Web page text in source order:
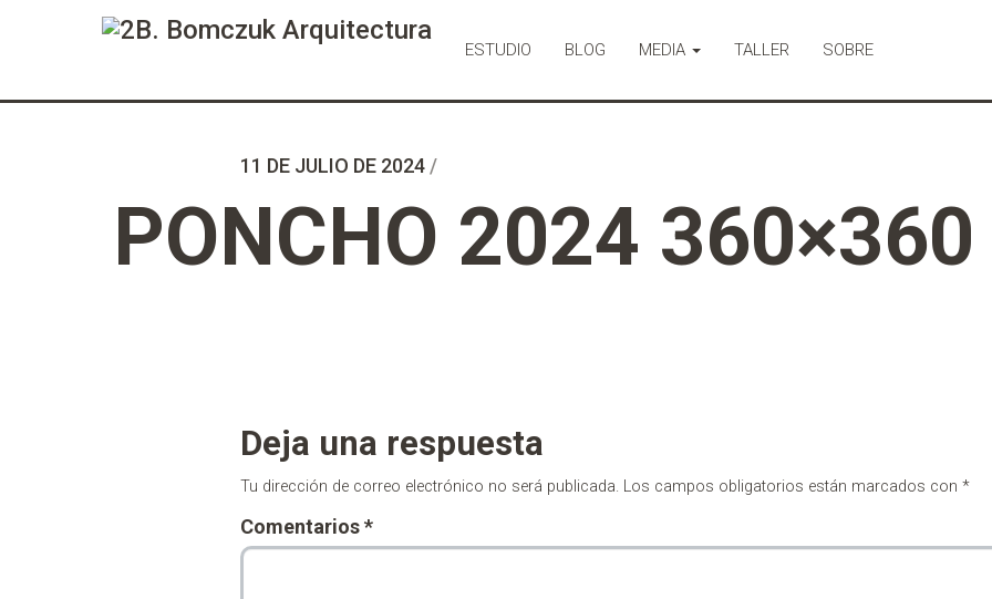
ESTUDIO BLOG MEDIA TALLER SOBRE
11 DE JULIO DE 2024/
PONCHO 2024 360×360
Deja una respuesta
Tu dirección de correo electrónico no será publicada. Los campos obligatorios están marcados con *
Comentarios*